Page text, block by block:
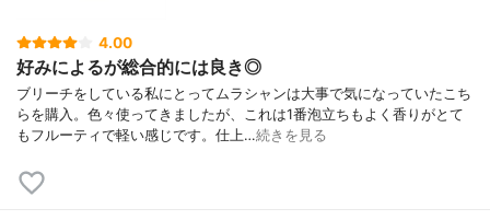
4.00
好みによるが総合的には良き◎
ブリーチをしている私にとってムラシャンは大事で気になっていたこち
らを購入。色々使ってきましたが、これは1番泡立ちもよく香りがとて
もフルーティで軽い感じです。仕上…続きを見る